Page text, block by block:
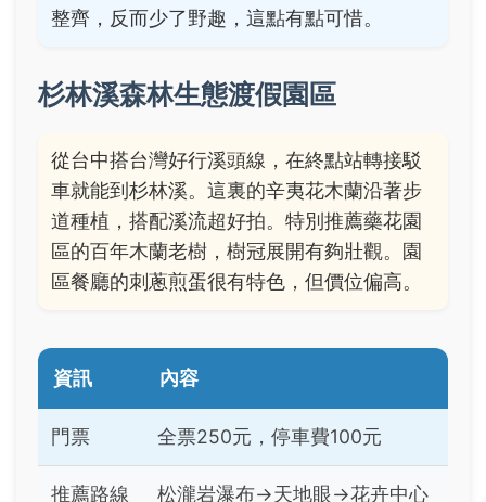
整齊，反而少了野趣，這點有點可惜。
杉林溪森林生態渡假園區
從台中搭台灣好行溪頭線，在終點站轉接駁
車就能到杉林溪。這裏的辛夷花木蘭沿著步
道種植，搭配溪流超好拍。特別推薦藥花園
區的百年木蘭老樹，樹冠展開有夠壯觀。園
區餐廳的刺蔥煎蛋很有特色，但價位偏高。
資訊 內容
門票 全票250元，停車費100元
推薦路線 松瀧岩瀑布→天地眼→花卉中心